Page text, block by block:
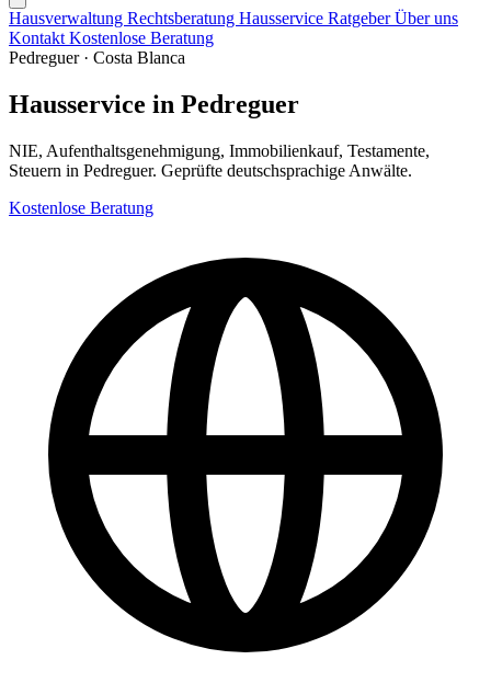
Hausverwaltung Rechtsberatung Hausservice RatgeberÜber uns
Kontakt Kostenlose Beratung
Pedreguer · Costa Blanca
Hausservice in Pedreguer
NIE, Aufenthaltsgenehmigung, Immobilienkauf, Testamente,
Steuern in Pedreguer. Geprüfte deutschsprachige Anwälte.
Kostenlose Beratung